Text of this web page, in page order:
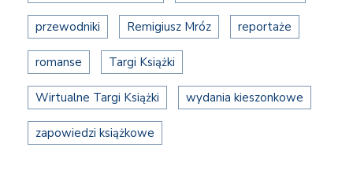
przewodniki Remigiusz Mróz reportaże
romanse Targi Książki
Wirtualne Targi Książki wydania kieszonkowe
zapowiedzi książkowe